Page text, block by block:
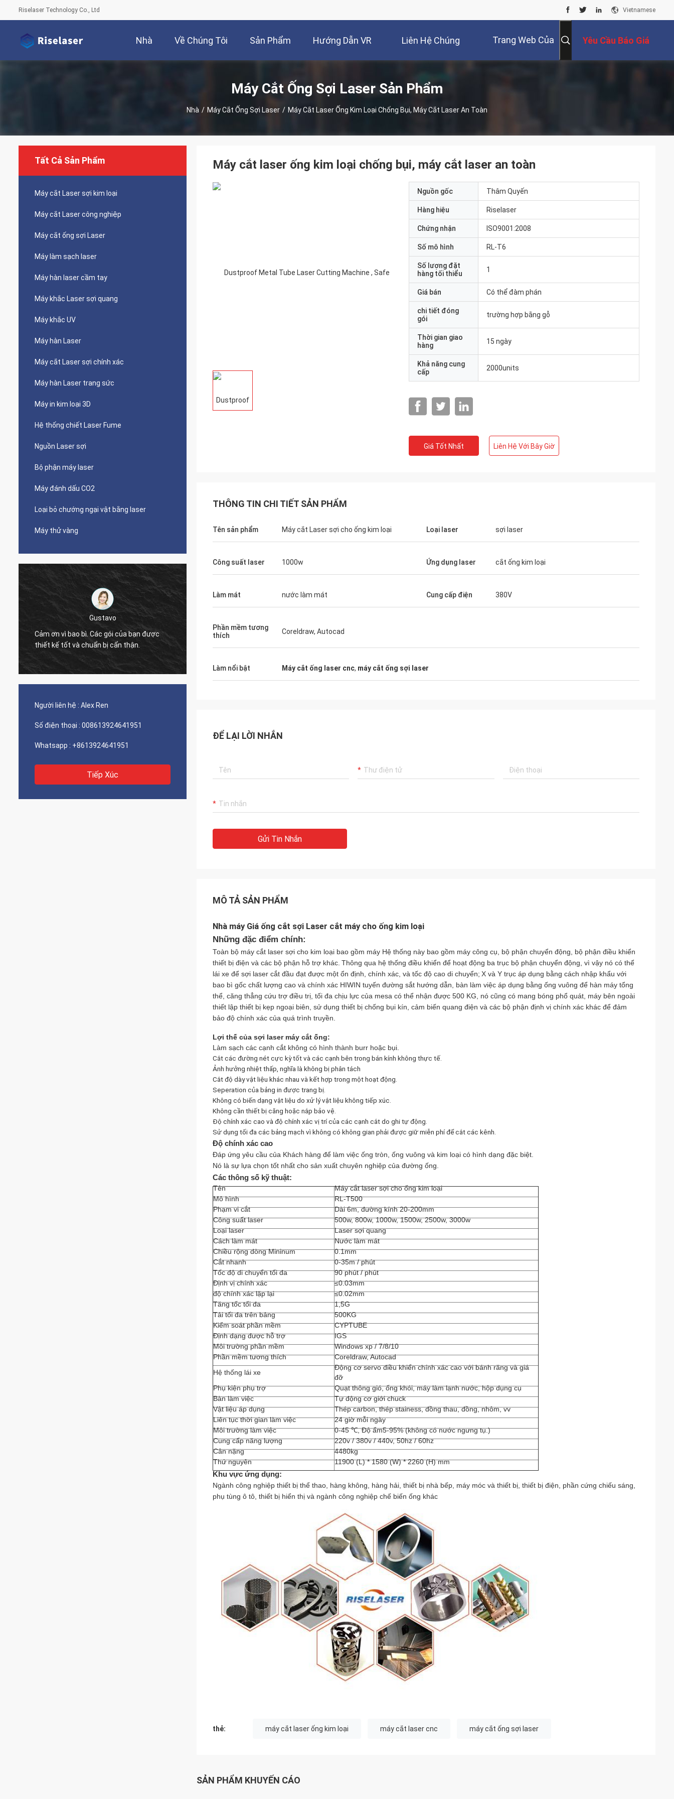
Riselaser Technology Co., Ltd Vietnamese
Nhà Về Chúng Tôi Sản Phẩm Hướng Dẫn VR Liên Hệ Chúng Trang Web Của Yêu Cầu Báo Giá
Máy Cắt Ống Sợi Laser Sản Phẩm
Nhà / Máy Cắt Ống Sợi Laser / Máy Cắt Laser Ống Kim Loại Chống Bụi, Máy Cắt Laser An Toàn
Tất Cả Sản Phẩm
Máy cắt Laser sợi kim loại
Máy cắt Laser công nghiệp
Máy cắt ống sợi Laser
Máy làm sạch laser
Máy hàn laser cầm tay
Máy khắc Laser sợi quang
Máy khắc UV
Máy hàn Laser
Máy cắt Laser sợi chính xác
Máy hàn Laser trang sức
Máy in kim loại 3D
Hệ thống chiết Laser Fume
Nguồn Laser sợi
Bộ phận máy laser
Máy đánh dấu CO2
Loại bỏ chướng ngại vật bằng laser
Máy thử vàng
Gustavo
Cảm ơn vì bao bì. Các gói của bạn được
thiết kế tốt và chuẩn bị cẩn thận.
Cảm ơn, Zoe.
Người liên hệ : Alex Ren
Số điện thoại : 008613924641951
Whatsapp : +8613924641951
Tiếp Xúc
Máy cắt laser ống kim loại chống bụi, máy cắt laser an toàn
Nguồn gốc Thâm Quyến
Hàng hiệu Riselaser
Chứng nhận ISO9001:2008
Số mô hình RL-T6
Số lượng đặt
hàng tối thiểu
1
Giá bán Có thể đàm phán
chi tiết đóng
gói
trường hợp bằng gỗ
Thời gian giao
hàng
15 ngày
Khả năng cung
cấp
2000units
Giá Tốt Nhất Liên Hệ Với Bây Giờ
THÔNG TIN CHI TIẾT SẢN PHẨM
Tên sản phẩm Máy cắt Laser sợi cho ống kim loại Loại laser sợi laser
Công suất laser 1000w Ứng dụng laser cắt ống kim loại
Làm mát nước làm mát Cung cấp điện 380V
Phần mềm tương
thích
Coreldraw, Autocad
Làm nổi bật Máy cắt ống laser cnc, máy cắt ống sợi laser
ĐỂ LẠI LỜI NHẮN
Gửi Tin Nhắn
MÔ TẢ SẢN PHẨM
Nhà máy Giá ống cắt sợi Laser cắt máy cho ống kim loại
Những đặc điểm chính:
Toàn bộ máy cắt laser sợi cho kim loại bao gồm máy Hệ thống này bao gồm máy công cụ, bộ phận chuyển động, bộ phận điều khiển
thiết bị điện và các bộ phận hỗ trợ khác. Thông qua hệ thống điều khiển để hoạt động ba trục bộ phận chuyển động, vì vậy nó có thể
lái xe để sợi laser cắt đầu đạt được một ổn định, chính xác, và tốc độ cao di chuyển; X và Y trục áp dụng bằng cách nhập khẩu với
bao bì gốc chất lượng cao và chính xác HIWIN tuyến đường sắt hướng dẫn, bàn làm việc áp dụng bằng ống vuông để hàn máy tổng
thể, căng thẳng cứu trợ điều trị, tối đa chịu lực của mesa có thể nhận được 500 KG, nó cũng có mang bóng phổ quát, máy bên ngoài
thiết lập thiết bị kẹp ngoại biên, sử dụng thiết bị chống bụi kín, cảm biến quang điện và các bộ phận định vị chính xác khác để đảm
bảo độ chính xác của quá trình truyền.
Lợi thế của sợi laser máy cắt ống:
Làm sạch các cạnh cắt không có hình thành burr hoặc bụi.
Cắt các đường nét cực kỳ tốt và các cạnh bên trong bán kính không thực tế.
Ảnh hưởng nhiệt thấp, nghĩa là không bị phân tách
Cắt độ dày vật liệu khác nhau và kết hợp trong một hoạt động.
Seperation của bảng in được trang bị.
Không có biến dạng vật liệu do xử lý vật liệu không tiếp xúc.
Không cần thiết bị căng hoặc nắp bảo vệ.
Độ chính xác cao và độ chính xác vị trí của các cạnh cắt do ghi tự động.
Sử dụng tối đa các bảng mạch vì không có không gian phải được giữ miễn phí để cắt các kênh.
Độ chính xác cao
Đáp ứng yêu cầu của Khách hàng để làm việc ống tròn, ống vuông và kim loại có hình dạng đặc biệt.
Nó là sự lựa chọn tốt nhất cho sản xuất chuyên nghiệp của đường ống.
Các thông số kỹ thuật:
Tên
Máy cắt laser sợi cho ống kim loại
Mô hình
RL-T500
Phạm vi cắt
Dài 6m, đường kính 20-200mm
Công suất laser
500w, 800w, 1000w, 1500w, 2500w, 3000w
Loại laser
Laser sợi quang
Cách làm mát
Nước làm mát
Chiều rộng dòng Mininum
0.1mm
Cắt nhanh
0-35m / phút
Tốc độ di chuyển tối đa
90 phút / phút
Định vị chính xác
≤0.03mm
độ chính xác lặp lại
≤0.02mm
Tăng tốc tối đa
1,5G
Tải tối đa trên bảng
500KG
Kiểm soát phần mềm
CYPTUBE
Định dạng được hỗ trợ
IGS
Môi trường phần mềm
Windows xp / 7/8/10
Phần mềm tương thích
Coreldraw, Autocad
Hệ thống lái xe
Động cơ servo điều khiển chính xác cao với bánh răng và giá
đỡ
Phụ kiện phụ trợ
Quạt thông gió, ống khói, máy làm lạnh nước, hộp dụng cụ
Bàn làm việc
Tự động cơ giới chuck
Vật liệu áp dụng
Thép carbon, thép stainess, đồng thau, đồng, nhôm, vv
Liên tục thời gian làm việc
24 giờ mỗi ngày
Môi trường làm việc
0-45 ℃, Độ ẩm5-95% (không có nước ngưng tụ.)
Cung cấp năng lượng
220v / 380v / 440v, 50hz / 60hz
Cân nặng
4480kg
Thứ nguyên
11900 (L) * 1580 (W) * 2260 (H) mm
Khu vực ứng dụng:
Ngành công nghiệp thiết bị thể thao, hàng không, hàng hải, thiết bị nhà bếp, máy móc và thiết bị, thiết bị điện, phần cứng chiếu sáng,
phụ tùng ô tô, thiết bị hiển thị và ngành công nghiệp chế biến ống khác
thẻ: máy cắt laser ống kim loại máy cắt laser cnc máy cắt ống sợi laser
SẢN PHẨM KHUYẾN CÁO